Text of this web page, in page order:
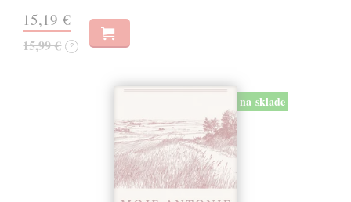
15,19 €
15,99 € ?
na sklade